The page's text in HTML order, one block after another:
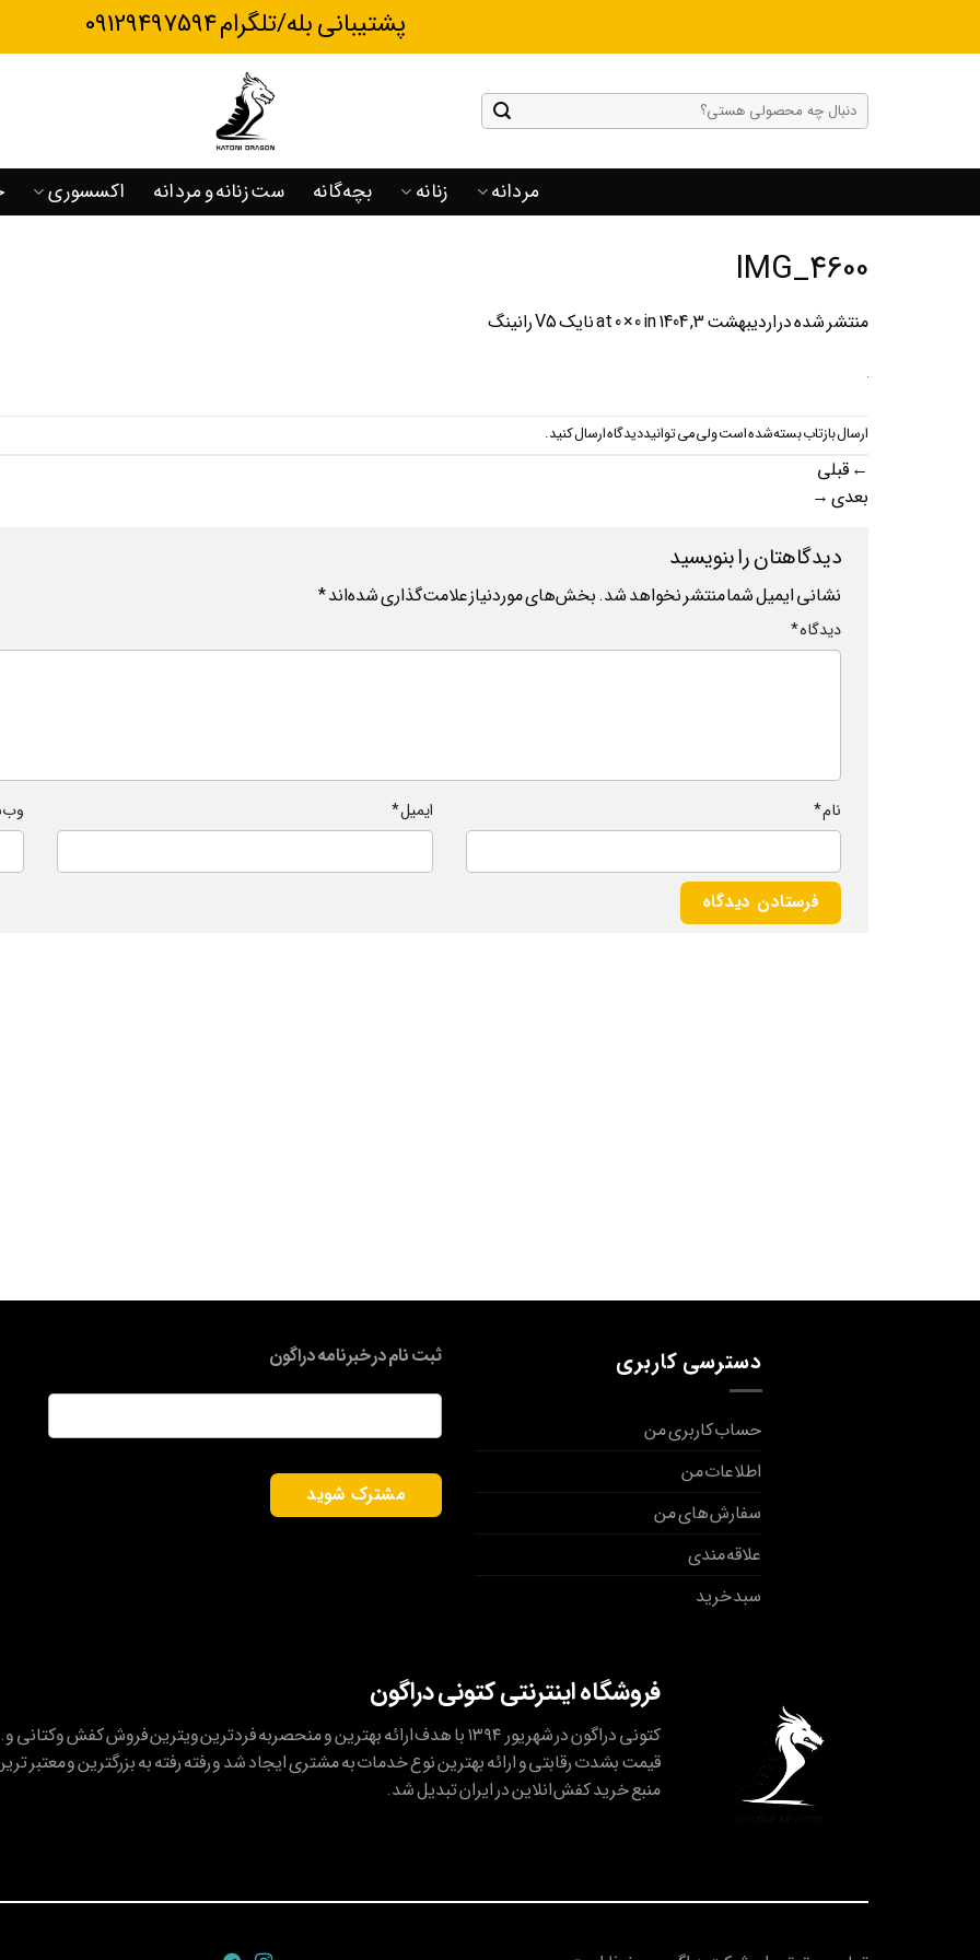
پشتیبانی بله/تلگرام 09129497594
جستجو
برای:
مردانه زنانه بچه‌گانه ست زنانه و مردانه اکسسوری
IMG_4600
منتشر شده دراردیبهشت 3, 1404 0 × 0in نایک V5 رانینگ
ارسال بازتاب بسته شده است ولی می توانیددیدگاه ارسال کنید.
← قبلی
بعدی →
دیدگاهتان را بنویسید
نشانی ایمیل شما منتشر نخواهد شد.بخش‌های موردنیاز علامت‌گذاری شده‌اند*
دیدگاه*
نام* ایمیل* وب‌
دسترسی کاربری
حساب کاربری من
اطلاعات من
سفارش های من
علاقه مندی
سبد خرید
ثبت نام در خبرنامه دراگون
ایمیل*
فروشگاه اینترنتی کتونی دراگون
کتونی دراگون در شهریور ۱۳۹۴ با هدف ارائه بهترین و منحصربه فردترین ویترین فروش کفش وکتانی
قیمت بشدت رقابتی و ارائه بهترین نوع خدمات به مشتری ایجاد شد و رفته رفته به بزرگترین و معتبر
منبع خرید کفش انلاین در ایران تبدیل شد.